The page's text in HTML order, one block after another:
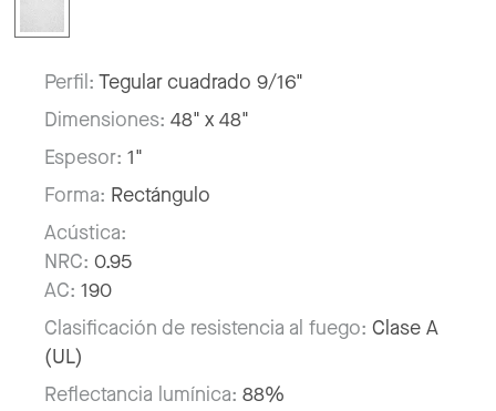
Perfil: Tegular cuadrado 9/16"
Dimensiones: 48" x 48"
Espesor: 1"
Forma: Rectángulo
Acústica:
NRC: 0.95
AC: 190
Clasificación de resistencia al fuego: Clase A
(UL)
Reflectancia lumínica: 88%